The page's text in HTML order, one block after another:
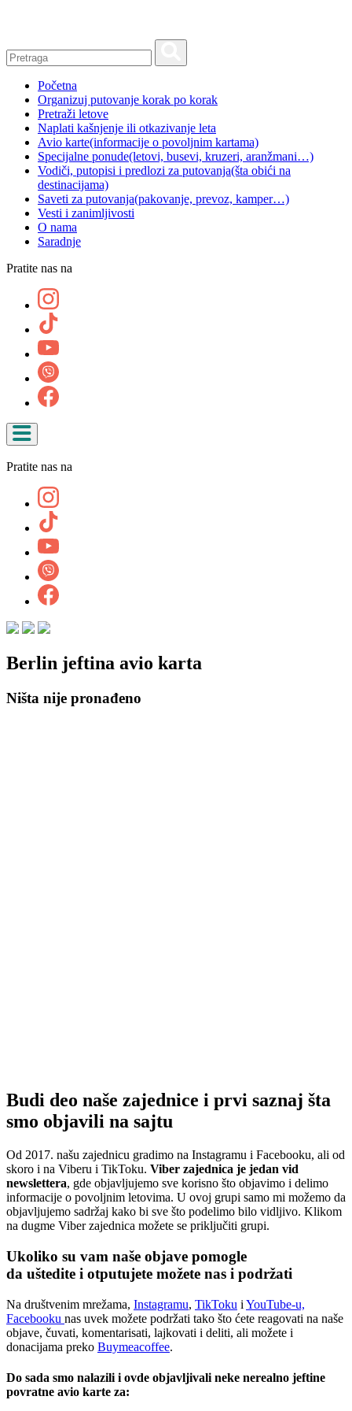
Početna
Organizuj putovanje korak po korak
Pretraži letove
Naplati kašnjenje ili otkazivanje leta
Avio karte(informacije o povoljnim kartama)
Specijalne ponude(letovi, busevi, kruzeri, aranžmani…)
Vodiči, putopisi i predlozi za putovanja(šta obići na
destinacijama)
Saveti za putovanja(pakovanje, prevoz, kamper…)
Vesti i zanimljivosti
O nama
Saradnje
Pratite nas na
Pratite nas na
Berlin jeftina avio karta
Ništa nije pronađeno
Budi deo naše zajednice i prvi saznaj šta
smo objavili na sajtu
Od 2017. našu zajednicu gradimo na Instagramu i Facebooku, ali od
skoro i na Viberu i TikToku. Viber zajednica je jedan vid
newslettera, gde objavljujemo sve korisno što objavimo i delimo
informacije o povoljnim letovima. U ovoj grupi samo mi možemo da
objavljujemo sadržaj kako bi sve što podelimo bilo vidljivo. Klikom
na dugme Viber zajednica možete se priključiti grupi.
Ukoliko su vam naše objave pomogle
da uštedite i otputujete možete nas i podržati
Na društvenim mrežama, Instagramu, TikToku i YouTube-u,
Facebooku nas uvek možete podržati tako što ćete reagovati na naše
objave, čuvati, komentarisati, lajkovati i deliti, ali možete i
donacijama preko Buymeacoffee.
Do sada smo nalazili i ovde objavljivali neke nerealno jeftine
povratne avio karte za: